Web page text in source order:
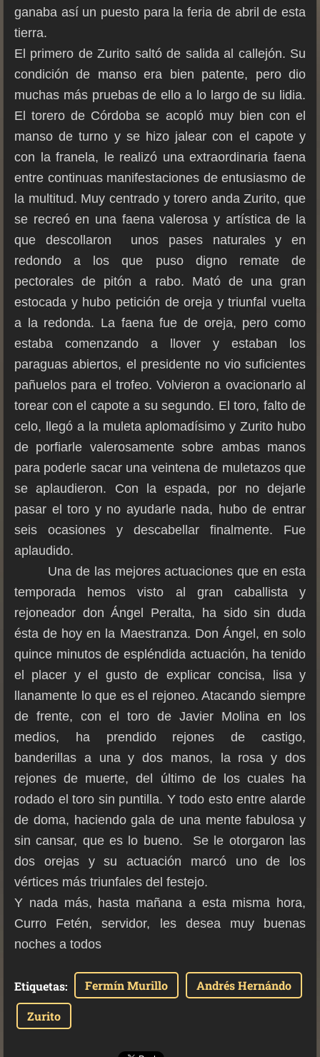
ganaba así un puesto para la feria de abril de esta
tierra.
El primero de Zurito saltó de salida al callejón. Su
condición de manso era bien patente, pero dio
muchas más pruebas de ello a lo largo de su lidia.
El torero de Córdoba se acopló muy bien con el
manso de turno y se hizo jalear con el capote y
con la franela, le realizó una extraordinaria faena
entre continuas manifestaciones de entusiasmo de
la multitud. Muy centrado y torero anda Zurito, que
se recreó en una faena valerosa y artística de la
que descollaron unos pases naturales y en
redondo a los que puso digno remate de
pectorales de pitón a rabo. Mató de una gran
estocada y hubo petición de oreja y triunfal vuelta
a la redonda. La faena fue de oreja, pero como
estaba comenzando a llover y estaban los
paraguas abiertos, el presidente no vio suficientes
pañuelos para el trofeo. Volvieron a ovacionarlo al
torear con el capote a su segundo. El toro, falto de
celo, llegó a la muleta aplomadísimo y Zurito hubo
de porfiarle valerosamente sobre ambas manos
para poderle sacar una veintena de muletazos que
se aplaudieron. Con la espada, por no dejarle
pasar el toro y no ayudarle nada, hubo de entrar
seis ocasiones y descabellar finalmente. Fue
aplaudido.
Una de las mejores actuaciones que en esta
temporada hemos visto al gran caballista y
rejoneador don Ángel Peralta, ha sido sin duda
ésta de hoy en la Maestranza. Don Ángel, en solo
quince minutos de espléndida actuación, ha tenido
el placer y el gusto de explicar concisa, lisa y
llanamente lo que es el rejoneo. Atacando siempre
de frente, con el toro de Javier Molina en los
medios, ha prendido rejones de castigo,
banderillas a una y dos manos, la rosa y dos
rejones de muerte, del último de los cuales ha
rodado el toro sin puntilla. Y todo esto entre alarde
de doma, haciendo gala de una mente fabulosa y
sin cansar, que es lo bueno. Se le otorgaron las
dos orejas y su actuación marcó uno de los
vértices más triunfales del festejo.
Y nada más, hasta mañana a esta misma hora,
Curro Fetén, servidor, les desea muy buenas
noches a todos
Etiquetas: Fermín Murillo Andrés Hernándo
Zurito